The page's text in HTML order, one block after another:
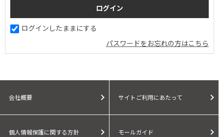
ログインしたままにする
パスワードをお忘れの方はこちら
会社概要 サイトご利用にあたって
個人情報保護に関する方針 モールガイド